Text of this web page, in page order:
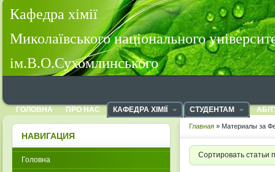
Кафедра хімії
Миколаївського національного
ім.В.О.Сухомлинського
ГОЛОВНА ПРО НАС КАФЕДРА ХІМІЇ СТУДЕНТАМ
Главная » Материалы за
Сортировать статьи
НАВИГАЦИЯ
Головна